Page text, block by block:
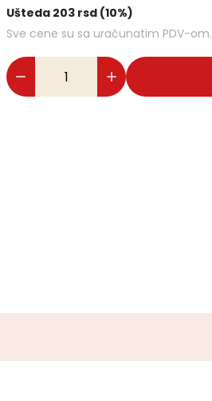
Ušteda 203 rsd (10%)
Sve cene su sa uračunatim PDV-om.